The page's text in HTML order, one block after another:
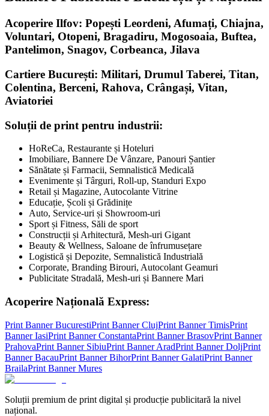
Acoperire Ilfov: Popești Leordeni, Afumați, Chiajna,
Voluntari, Otopeni, Bragadiru, Mogosoaia, Buftea,
Pantelimon, Snagov, Corbeanca, Jilava
Cartiere București: Militari, Drumul Taberei, Titan,
Colentina, Berceni, Rahova, Crângași, Vitan,
Aviatoriei
Soluții de print pentru industrii:
HoReCa, Restaurante și Hoteluri
Imobiliare, Bannere De Vânzare, Panouri Șantier
Sănătate și Farmacii, Semnalistică Medicală
Evenimente și Târguri, Roll-up, Standuri Expo
Retail și Magazine, Autocolante Vitrine
Educație, Școli și Grădinițe
Auto, Service-uri și Showroom-uri
Sport și Fitness, Săli de sport
Construcții și Arhitectură, Mesh-uri Gigant
Beauty & Wellness, Saloane de înfrumusețare
Logistică și Depozite, Semnalistică Industrială
Corporate, Branding Birouri, Autocolant Geamuri
Publicitate Stradală, Mesh-uri și Bannere Mari
Acoperire Națională Express:
Print BannerBucurestiPrint BannerClujPrint BannerTimisPrint
BannerIasiPrint BannerConstantaPrint BannerBrasovPrint Banner
PrahovaPrint Banner SibiuPrint BannerAradPrint BannerDoljPrint
BannerBacauPrint BannerBihorPrint BannerGalatiPrint Banner
BrailaPrint BannerMures
Soluții premium de print digital și producție publicitară la nivel
național.